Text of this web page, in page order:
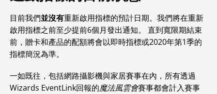
目前我們並沒有重新啟用指標的預計日期。我們將在重新
啟用指標之前至少提前6個月發出通知。 直到寬限期結束
前，贈卡和產品的配額將會以即時指標或2020年第1季的
指標簡況為準。
一如既往，包括網路攝影機與家居賽事在內，所有透過
Wizards EventLink回報的魔法風雲會賽事都會計入賽事